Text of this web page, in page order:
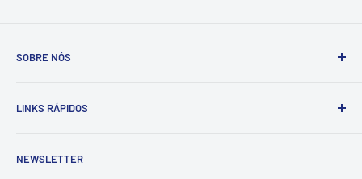
SOBRE NÓS
fornece e executa soluções de pintura e proteção
industrial, naval e da construção civil.
LINKS RÁPIDOS
Sobre Nós
NEWSLETTER